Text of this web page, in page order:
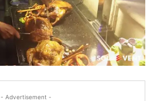
- Advertisement -